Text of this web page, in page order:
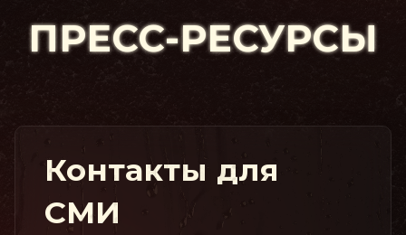
ПРЕСС-
Контакты для
СМИ